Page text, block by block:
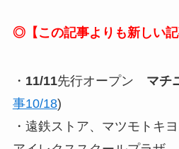
◎【この記事よりも新しい記
・ 11/11先行オープン マチ
事10/18)
・遠鉄ストア、マツモトキ